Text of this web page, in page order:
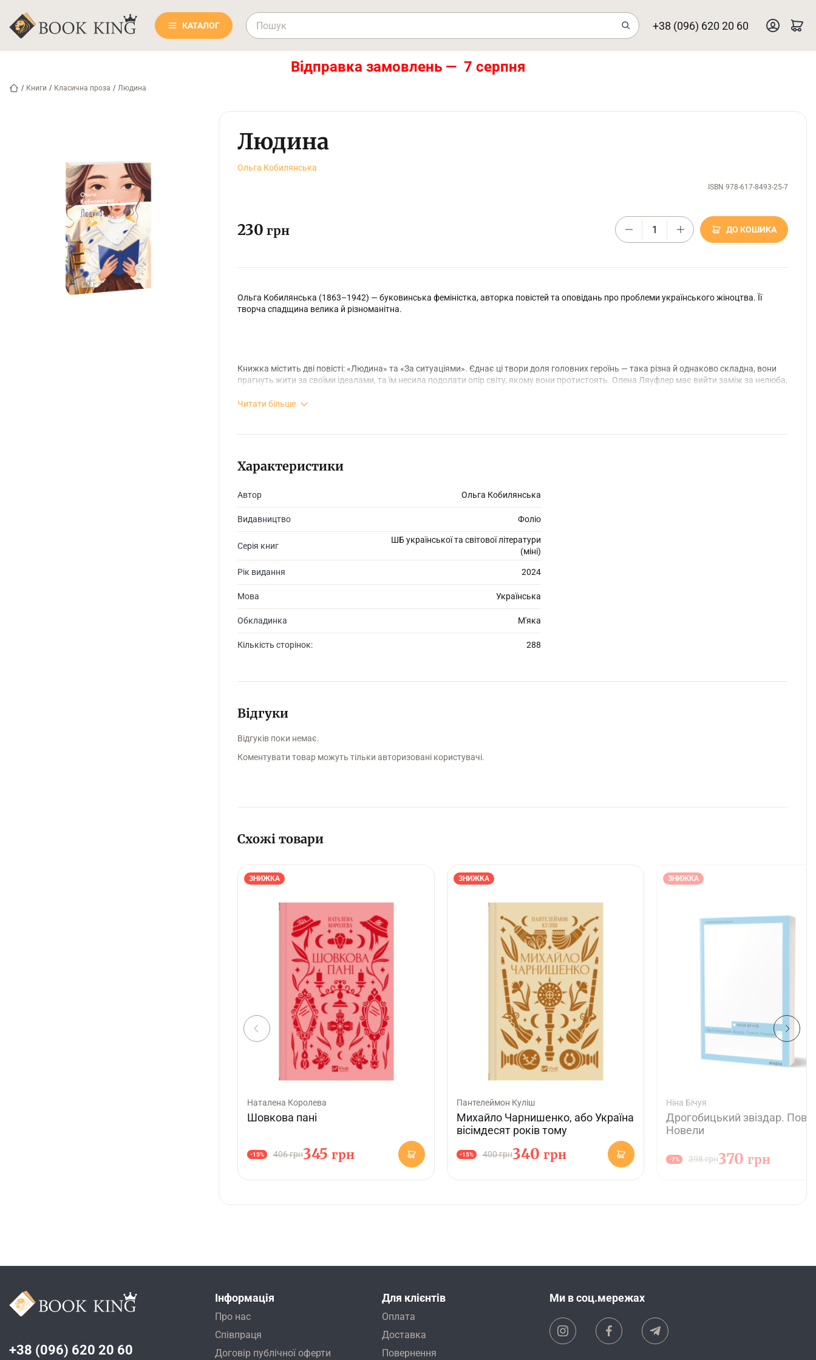
КАТАЛОГ +38 (096) 620 20 60
Відправка замовлень — 7 серпня
/ Книги / Класична проза / Людина
Людина
Ольга Кобилянська
ISBN 978-617-8493-25-7
230 грн ДО КОШИКА
Ольга Кобилянська (1863–1942) — буковинська феміністка, авторка повістей та оповідань про проблеми українського жіноцтва. Її
творча спадщина велика й різноманітна.
Книжка містить дві повісті: «Людина» та «За ситуаціями». Єднає ці твори доля головних героїнь — така різна й однаково складна, вони
прагнуть жити за своїми ідеалами, та їм несила подолати опір світу, якому вони протистоять. Олена Ляуфлер має вийти заміж за нелюба,
Читати більше
Характеристики
Автор Ольга Кобилянська
Видавництво Фоліо
Серія книг
ШБ української та світової літератури
(міні)
Рік видання 2024
Мова Українська
Обкладинка М'яка
Кількість сторінок: 288
Відгуки
Відгуків поки немає.
Коментувати товар можуть тільки авторизовані користувачі.
Схожі товари
ЗНИЖКА
Наталена Королева
Шовкова пані
406 грн
-15% 345 грн
ЗНИЖКА
Пантелеймон Куліш
Михайло Чарнишенко, або Україна
вісімдесят років тому
400 грн
-15% 340 грн
ЗНИЖКА
Ніна Бічуя
Дрогобицький звіздар.
Новели
398 грн
-7% 370 грн
+38 (096) 620 20 60
Інформація
Про нас
Співпраця
Договір публічної оферти
Для клієнтів
Оплата
Доставка
Повернення
Ми в соц.мережах